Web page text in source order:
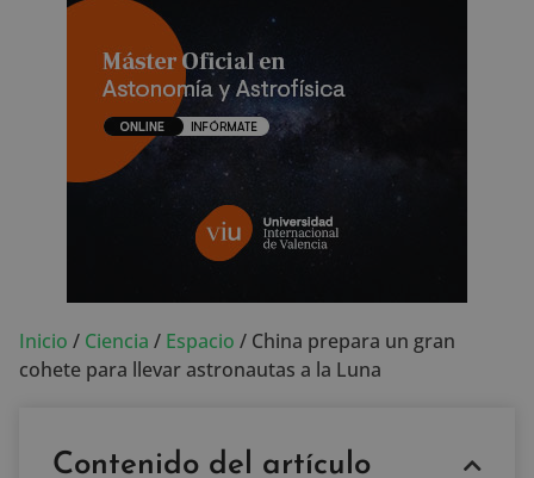
Inicio / Ciencia / Espacio / China prepara un gran
cohete para llevar astronautas a la Luna
Contenido del artículo